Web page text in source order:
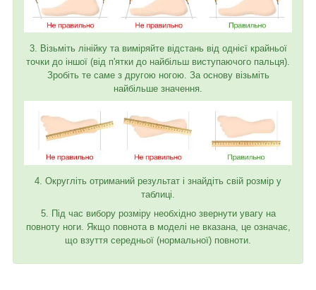
3. Візьміть лінійку та виміряйте відстань від однієї крайньої
точки до іншої (від п'ятки до найбільш виступаючого пальця).
Зробіть те саме з другою ногою. За основу візьміть
найбільше значення.
4. Округліть отриманий результат і знайдіть свій розмір у
таблиці.
5. Під час вибору розміру необхідно звернути увагу на
повноту ноги. Якщо повнота в моделі не вказана, це означає,
що взуття середньої (нормальної) повноти.